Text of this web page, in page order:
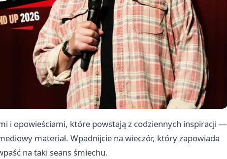
i opowieściami, które powstają z codziennych inspiracji —
materiał. Wpadnijcie na wieczór, który zapowiada
na taki seans śmiechu.